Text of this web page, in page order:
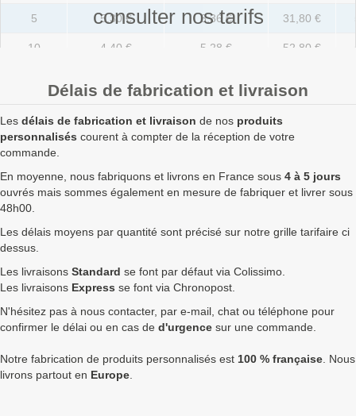
consulter nos tarifs
5 5,30 € 6,36 € 31,80 €
10 4,40 € 5,28 € 52,80 €
100 1,68 € 2,02 € 201,60 €
500 1,50 € 1,80 € 900,00 €
1000
1750 1,67 €
2500 1,34 € 1,61 € 4 020,00 €
Quantités Prix unitaire HT
Délais de fabrication et livraison
Les délais de fabrication et livraison de nos produits
personnalisés courent à compter de la réception de votre
commande.
En moyenne, nous fabriquons et livrons en France sous 4 à 5 jours
ouvrés mais sommes également en mesure de fabriquer et livrer sous
48h00.
Les délais moyens par quantité sont précisé sur notre grille tarifaire ci
dessus.
Les livraisons Standard se font par défaut via Colissimo.
Les livraisons Express se font via Chronopost.
N'hésitez pas à nous contacter, par e-mail, chat ou téléphone pour
confirmer le délai ou en cas de d'urgence sur une commande.
Notre fabrication de produits personnalisés est 100 % française. Nous
livrons partout en Europe.